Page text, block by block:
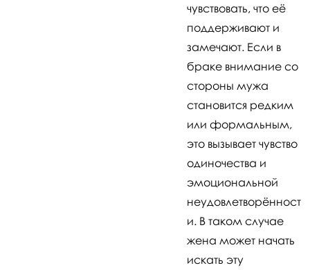
чувствовать, что её
поддерживают и
замечают. Если в
браке внимание со
стороны мужа
становится редким
или формальным,
это вызывает чувство
одиночества и
эмоциональной
неудовлетворённост
и. В таком случае
жена может начать
искать эту